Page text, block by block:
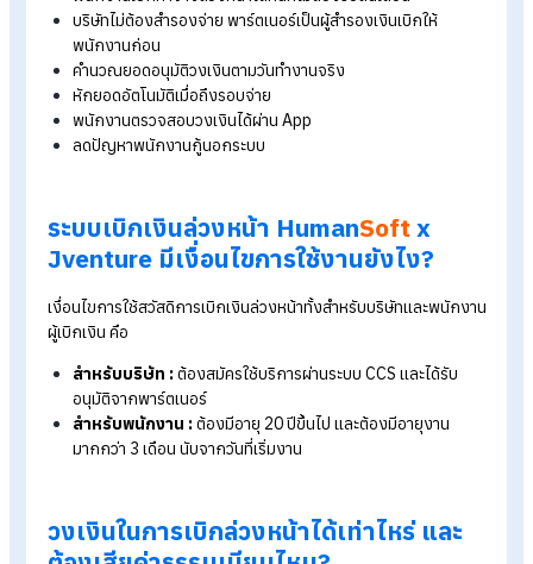
พนักงานเบิกค่าจ้างล่วงหน้าได้ทันทีไม่ต้องรอสิ้นเดือน
บริษัทไม่ต้องสำรองจ่ายพาร์ตเนอร์เป็นผู้สำรองเงินเบิกให้